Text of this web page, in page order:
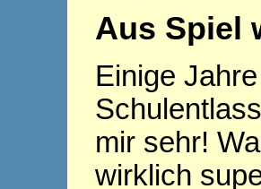
Aus Spiel
Einige
mir sehr!
wirklich